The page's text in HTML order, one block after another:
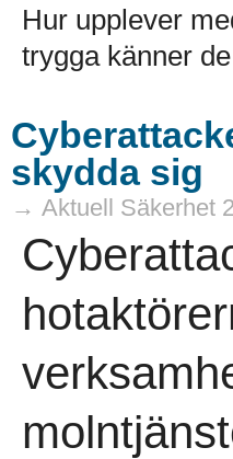
Hur upplever
trygga känner
skydda sig
→ Aktuell Säkerhet